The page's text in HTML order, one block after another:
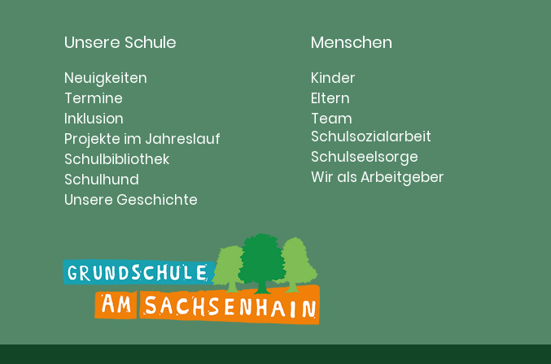
Unsere Schule
Navigation
überspringen
Neuigkeiten
Termine
Inklusion
Projekte im Jahreslauf
Schulbibliothek
Schulhund
Unsere Geschichte
Menschen
Navigation
überspringen
Kinder
Eltern
Team
Schulsozialarbeit
Schulseelsorge
Wir als Arbeitgeber